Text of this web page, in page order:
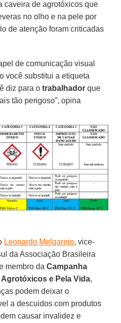
caveira de agrotóxicos que
no olho e na pele por
de atenção foram criticadas
de comunicação visual
você substitui a etiqueta
diz para otrabalhador que
tão perigoso”, opina
Leonardo Melgarejo, vice-
da Associação Brasileira
membro daCampanha
e Pela Vida,
podem deixar o
a descuidos com produtos
causar invalidez e